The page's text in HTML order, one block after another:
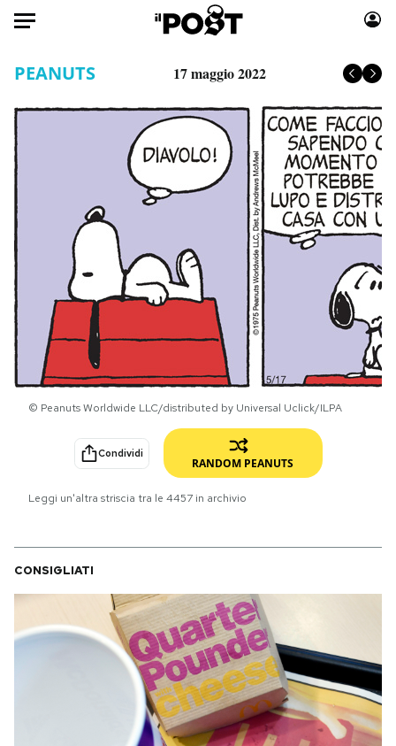
HOME
Tecnologia
Internet
Scienza
Cultura
Economia
Moda
Libri
Consumismi
Storie/Idee
Ok Boomer!
Media
Europa
Altrecose
Mondiali calcio 2026
NEWSLETTER
I MIEI PREFERITI
AREA PERSONALE
PEANUTS 17 maggio 2022
© Peanuts Worldwide LLC/distributed by Universal Uclick/ILPA
Condividi
RANDOM PEANUTS
Leggi un'altra striscia tra le 4457 in archivio
CONSIGLIATI